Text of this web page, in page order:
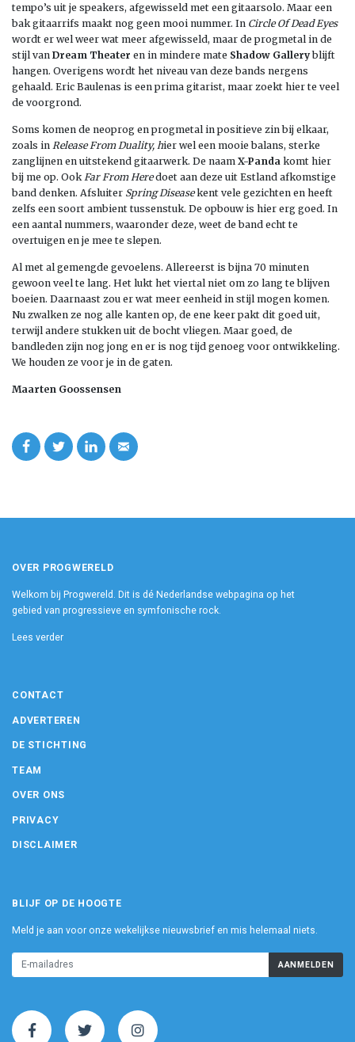
tempo’s uit je speakers, afgewisseld met een gitaarsolo. Maar een
bak gitaarrifs maakt nog geen mooi nummer. In Circle Of Dead Eyes
wordt er wel weer wat meer afgewisseld, maar de progmetal in de
stijl van Dream Theater en in mindere mate Shadow Galleryblijft
hangen. Overigens wordt het niveau van deze bands nergens
gehaald. Eric Baulenas is een prima gitarist, maar zoekt hier te veel
de voorgrond.
Soms komen de neoprog en progmetal in positieve zin bij elkaar,
zoals in Release From Duality, hier wel een mooie balans, sterke
zanglijnen en uitstekend gitaarwerk. De naam X-Panda komt hier
bij me op. Ook Far From Heredoet aan deze uit Estland afkomstige
band denken. Afsluiter Spring Diseasekent vele gezichten en heeft
zelfs een soort ambient tussenstuk. De opbouw is hier erg goed. In
een aantal nummers, waaronder deze, weet de band echt te
overtuigen en je mee te slepen.
Al met al gemengde gevoelens. Allereerst is bijna 70 minuten
gewoon veel te lang. Het lukt het viertal niet om zo lang te blijven
boeien. Daarnaast zou er wat meer eenheid in stijl mogen komen.
Nu zwalken ze nog alle kanten op, de ene keer pakt dit goed uit,
terwijl andere stukken uit de bocht vliegen. Maar goed, de
bandleden zijn nog jong en er is nog tijd genoeg voor ontwikkeling.
We houden ze voor je in de gaten.
Maarten Goossensen
OVER PROGWERELD
Welkom bij Progwereld. Dit is dé Nederlandse webpagina op het
gebied van progressieve en symfonische rock.
Lees verder
CONTACT
ADVERTEREN
DE STICHTING
TEAM
OVER ONS
PRIVACY
DISCLAIMER
BLIJF OP DE HOOGTE
Meld je aan voor onze wekelijkse nieuwsbrief en mis helemaal niets.
AANMELDEN